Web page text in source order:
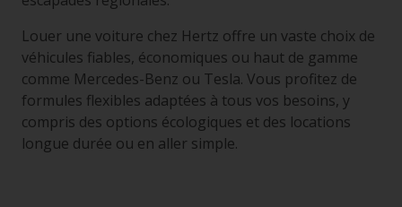
Louer une voiture chez Hertz offre un vaste choix de
véhicules fiables, économiques ou haut de gamme
comme Mercedes-Benz ou Tesla. Vous profitez de
formules flexibles adaptées à tous vos besoins, y
compris des options écologiques et des locations
longue durée ou en aller simple.